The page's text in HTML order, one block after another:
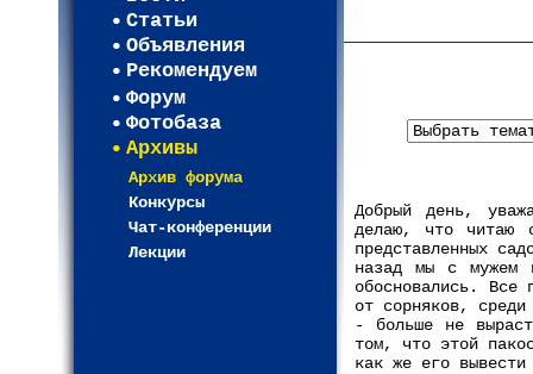
Статьи
Объявления
Рекомендуем
Форум
Фотобаза
Архивы
Архив форума
Конкурсы
Чат-конференции
Лекции
Добрый день,
делаю, что читаю
представленных
назад мы с мужем
обосновались. Все
от сорняков,
- больше не
том, что этой
как же его